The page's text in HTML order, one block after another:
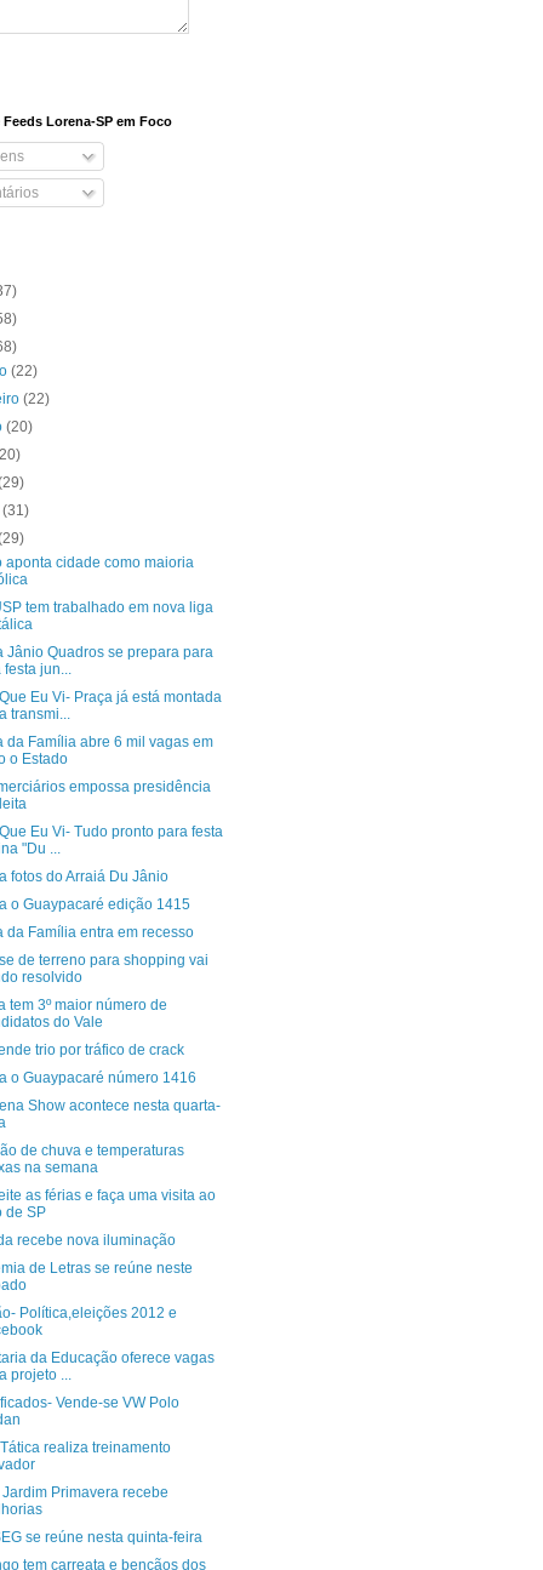
Lorena-SP em Foco
(22)
(22)
(20)
(31)
aponta cidade como maioria
tem trabalhado em nova liga
Jânio Quadros se prepara para
festa jun...
Eu Vi- Praça já está montada
transmi...
da Família abre 6 mil vagas em
o Estado
empossa presidência
Eu Vi- Tudo pronto para festa
"Du ...
fotos do Arraiá Du Jânio
o Guaypacaré edição 1415
da Família entra em recesso
de terreno para shopping vai
resolvido
tem 3º maior número de
do Vale
trio por tráfico de crack
o Guaypacaré número 1416
Show acontece nesta quarta-
de chuva e temperaturas
na semana
as férias e faça uma visita ao
de SP
recebe nova iluminação
de Letras se reúne neste
Política,eleições 2012 e
da Educação oferece vagas
projeto ...
Vende-se VW Polo
realiza treinamento
Jardim Primavera recebe
se reúne nesta quinta-feira
tem carreata e bençãos dos